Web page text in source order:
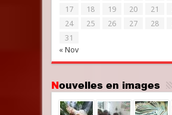
« Nov
17
18 19 20 21
24
25 26 27 28
31
Nouvelles en images